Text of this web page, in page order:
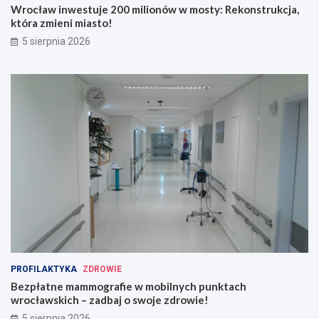
i
o
n
ó
w
t
r
k
c
o
b
i
l
y
o
c
a
w
Wrocław inwestuje 200 milionów w mosty: Rekonstrukcja,
która zmieni miasto!
5 sierpnia 2026
PROFILAKTYKA ZDROWIE
Bezpłatne mammografie w mobilnych punktach
wrocławskich – zadbaj o swoje zdrowie!